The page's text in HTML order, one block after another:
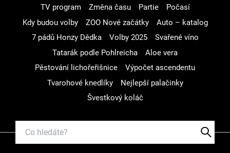
TV program
Změna času Partie
Počasí
Kdy budou volby
ZOO Nové začátky
Auto – katalog
7 pádů Honzy Dědka
Volby 2025
Svařené víno
Tatarák podle Pohlreicha
Aloe vera
Pěstování lichořeřišnice
Výpočet ascendentu
Tvarohové knedlíky
Nejlepší palačinky
Švestkový koláč